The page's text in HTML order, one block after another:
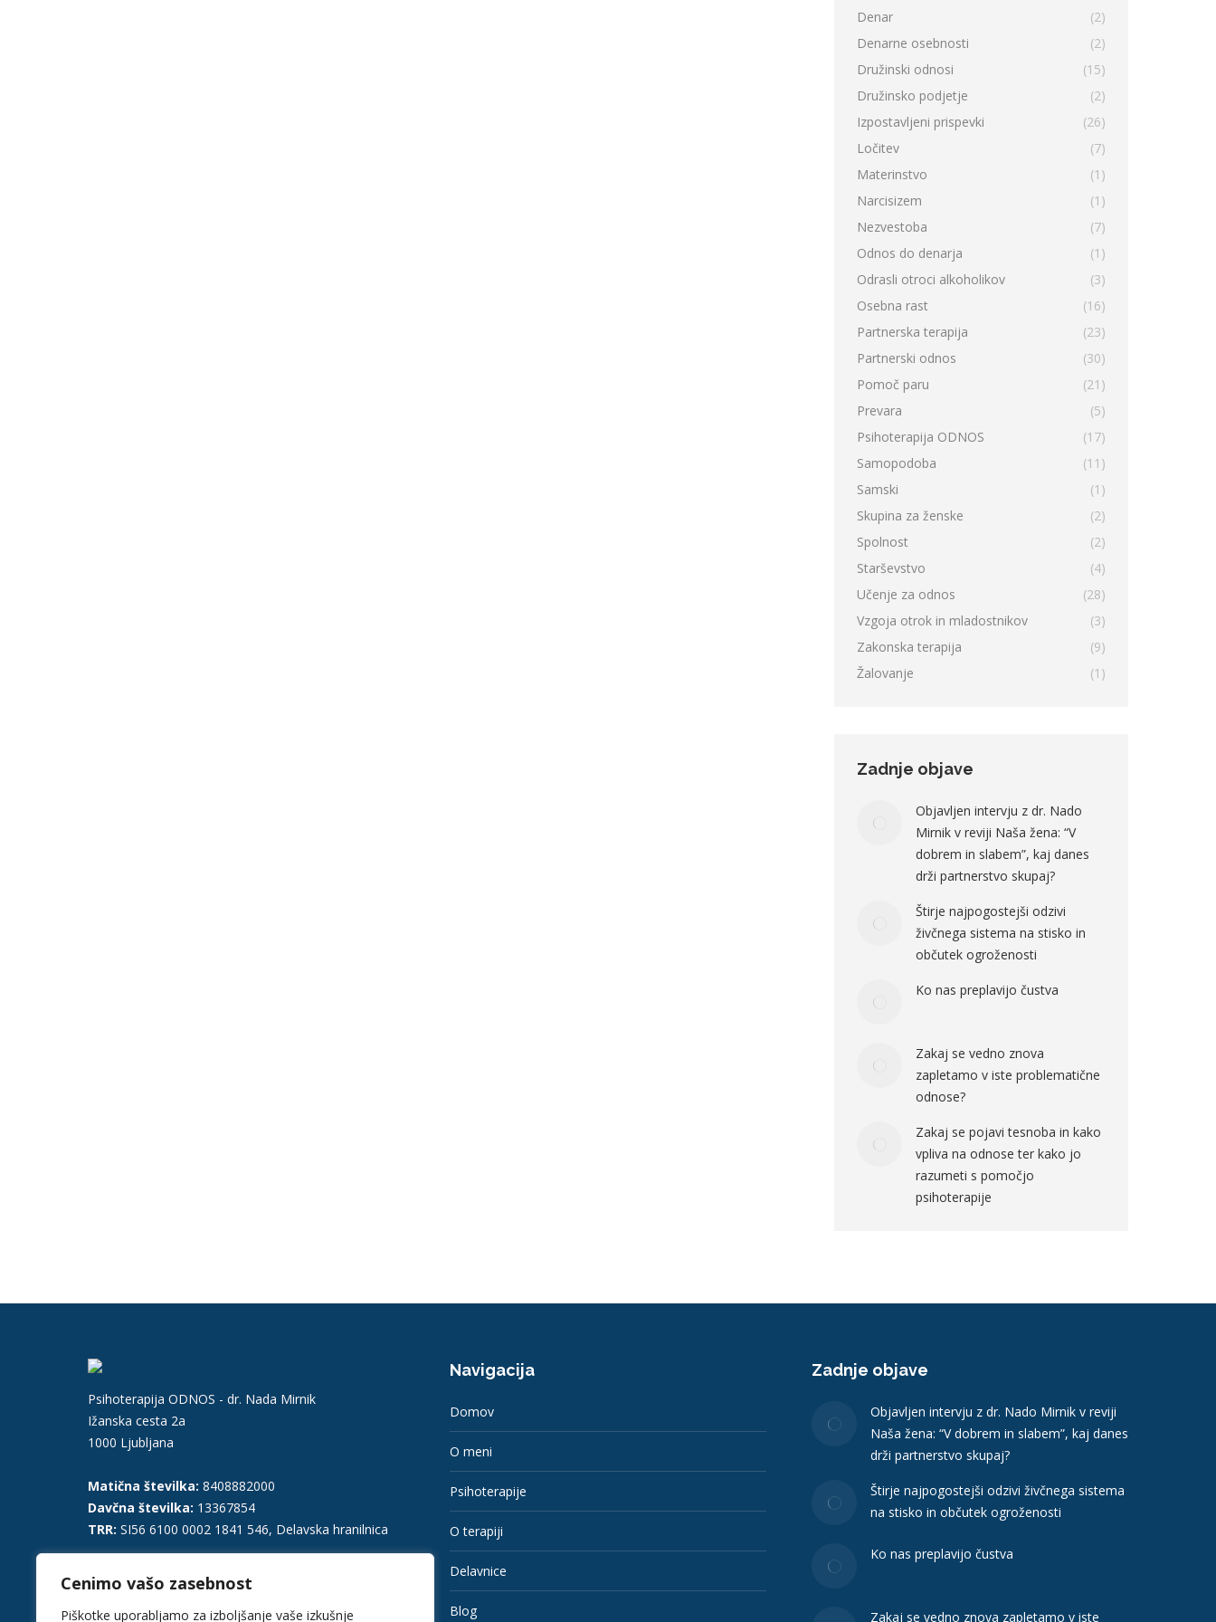
Cenimo vašo zasebnost
Piškotke uporabljamo za izboljšanje vaše izkušnje
Denar
(2)
Denarne osebnosti
(2)
Družinski odnosi
(15)
Družinsko podjetje
(2)
Izpostavljeni prispevki
(26)
Ločitev
(7)
Materinstvo
(1)
Narcisizem
(1)
Nezvestoba
(7)
Odnos do denarja
(1)
Odrasli otroci alkoholikov
(3)
Osebna rast
(16)
Partnerska terapija
(23)
Partnerski odnos
(30)
Pomoč paru
(21)
Prevara
(5)
Psihoterapija ODNOS
(17)
Samopodoba
(11)
Samski
(1)
Skupina za ženske
(2)
Spolnost
(2)
Starševstvo
(4)
Učenje za odnos
(28)
Vzgoja otrok in mladostnikov
(3)
Zakonska terapija
(9)
Žalovanje
(1)
Zadnje objave
Objavljen intervju z dr. Nado
Mirnik v reviji Naša žena: “V
dobrem in slabem”, kaj danes
drži partnerstvo skupaj?
Štirje najpogostejši odzivi
živčnega sistema na stisko in
občutek ogroženosti
Ko nas preplavijo čustva
Zakaj se vedno znova
zapletamo v iste problematične
odnose?
Zakaj se pojavi tesnoba in kako
vpliva na odnose ter kako jo
razumeti s pomočjo
psihoterapije
Psihoterapija ODNOS - dr. Nada Mirnik
Ižanska cesta 2a
1000 Ljubljana
Matična številka: 8408882000
Davčna številka: 13367854
TRR: SI56 6100 0002 1841 546, Delavska hranilnica
Navigacija
Domov
O meni
Psihoterapije
O terapiji
Delavnice
Blog
Zadnje objave
Objavljen intervju z dr. Nado Mirnik v reviji
Naša žena: “V dobrem in slabem”, kaj danes
drži partnerstvo skupaj?
Štirje najpogostejši odzivi živčnega sistema
na stisko in občutek ogroženosti
Ko nas preplavijo čustva
Zakaj se vedno znova zapletamo v iste